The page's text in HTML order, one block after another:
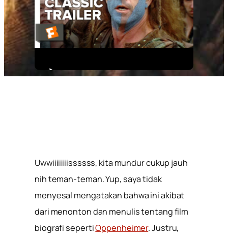
Uwwiiiiiiiissssss, kita mundur cukup jauh
nih teman-teman. Yup, saya tidak
menyesal mengatakan bahwa ini akibat
dari menonton dan menulis tentang film
biografi sepertiOppenheimer. Justru,